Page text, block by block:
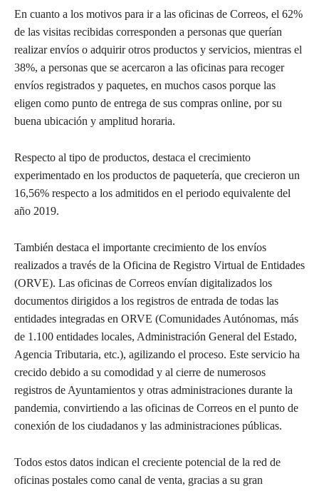
En cuanto a los motivos para ir a las oficinas de Correos, el 62%
de las visitas recibidas corresponden a personas que querían
realizar envíos o adquirir otros productos y servicios, mientras el
38%, a personas que se acercaron a las oficinas para recoger
envíos registrados y paquetes, en muchos casos porque las
eligen como punto de entrega de sus compras online, por su
buena ubicación y amplitud horaria.
Respecto al tipo de productos, destaca el crecimiento
experimentado en los productos de paquetería, que crecieron un
16,56% respecto a los admitidos en el periodo equivalente del
año 2019.
También destaca el importante crecimiento de los envíos
realizados a través de la Oficina de Registro Virtual de Entidades
(ORVE). Las oficinas de Correos envían digitalizados los
documentos dirigidos a los registros de entrada de todas las
entidades integradas en ORVE (Comunidades Autónomas, más
de 1.100 entidades locales, Administración General del Estado,
Agencia Tributaria, etc.), agilizando el proceso. Este servicio ha
crecido debido a su comodidad y al cierre de numerosos
registros de Ayuntamientos y otras administraciones durante la
pandemia, convirtiendo a las oficinas de Correos en el punto de
conexión de los ciudadanos y las administraciones públicas.
Todos estos datos indican el creciente potencial de la red de
oficinas postales como canal de venta, gracias a su gran